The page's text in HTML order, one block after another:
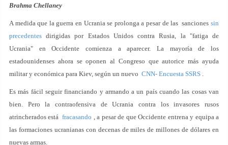
Brahma Chellaney
A medida que la guerra en Ucrania se prolonga a pesar de las sanciones sin
precedentes dirigidas por Estados Unidos contra Rusia, la "fatiga de
Ucrania" en Occidente comienza a aparecer. La mayoría de los
estadounidenses ahora se oponen al Congreso que autorice más ayuda
militar y económica para Kiev, según un nuevo CNN- Encuesta SSRS .
Es más fácil seguir financiando y armando a un país cuando las cosas van
bien. Pero la contraofensiva de Ucrania contra los invasores rusos
atrincherados estáfracasando , a pesar de que Occidente entrena y equipa a
las formaciones ucranianas con decenas de miles de millones de dólares en
nuevas armas.